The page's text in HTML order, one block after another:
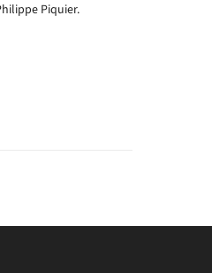
Piquier.